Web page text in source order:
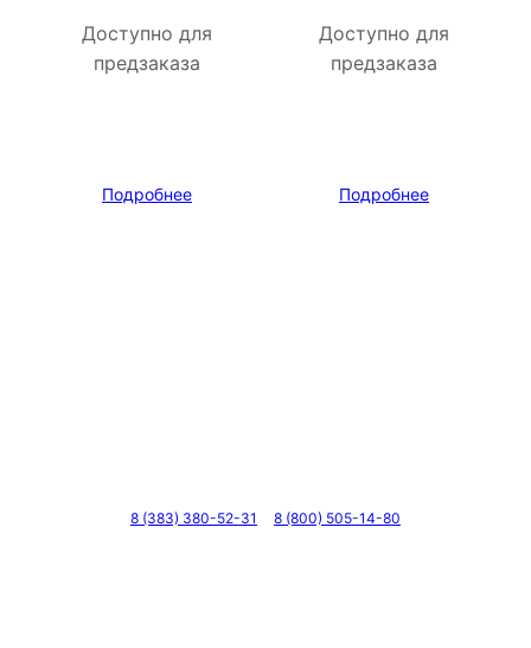
Доступно для
предзаказа
Подробнее
Доступно для
предзаказа
Подробнее
8 (383) 380-52-31 8 (800) 505-14-80